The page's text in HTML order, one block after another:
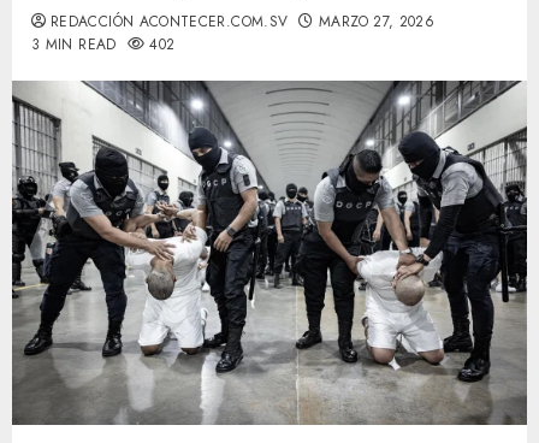
REDACCIÓN ACONTECER.COM.SV
MARZO 27, 2026
3 MIN READ
402